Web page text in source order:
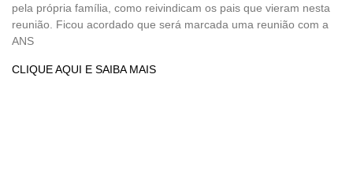
pela própria família, como reivindicam os pais que vieram nesta
reunião. Ficou acordado que será marcada uma reunião com a
ANS
CLIQUE AQUI E SAIBA MAIS